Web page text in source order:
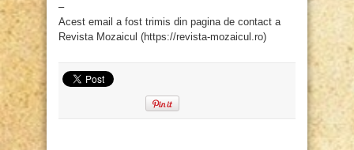
–
Acest email a fost trimis din pagina de contact a
Revista Mozaicul (https://revista-mozaicul.ro)